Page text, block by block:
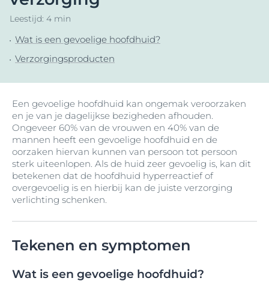
Leestijd: 4 min
Wat is een gevoelige hoofdhuid?
Verzorgingsproducten
Een gevoelige hoofdhuid kan ongemak veroorzaken
en je van je dagelijkse bezigheden afhouden.
Ongeveer 60% van de vrouwen en 40% van de
mannen heeft een gevoelige hoofdhuid en de
oorzaken hiervan kunnen van persoon tot persoon
sterk uiteenlopen. Als de huid zeer gevoelig is, kan dit
betekenen dat de hoofdhuid hyperreactief of
overgevoelig is en hierbij kan de juiste verzorging
verlichting schenken.
Tekenen en symptomen
Wat is een gevoelige hoofdhuid?